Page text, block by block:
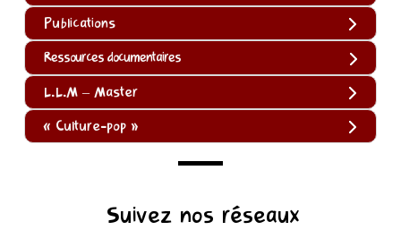
Publications
Ressources documentaires
L.L.M – Master
« Culture-pop »
Suivez nos réseaux